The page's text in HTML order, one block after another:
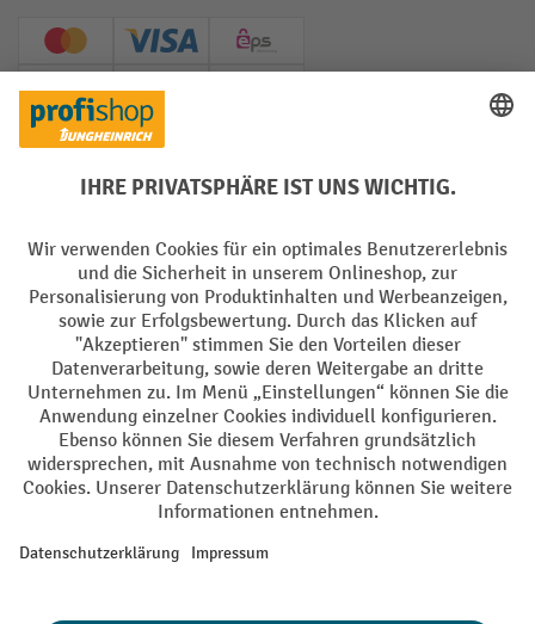
Creditcard (Master)Creditcard (Visa)
EPS
PayPal
Soziale Netzwerke
Impressum Datenschutz
Barrierefreiheit Privacy Settings
Alle Preise exkl. gesetzl. Mehrwertsteuer zzgl.Versandkostenund ggf.
Nachnahmegebühren, wenn nicht anders angegeben.
¹ Der Rabatt gilt so lange der Vorrat reicht. Der Rabatt gilt nicht auf
oder Gutscheinen ist nicht möglich. | ² Der Rabatt wird einmalig bei